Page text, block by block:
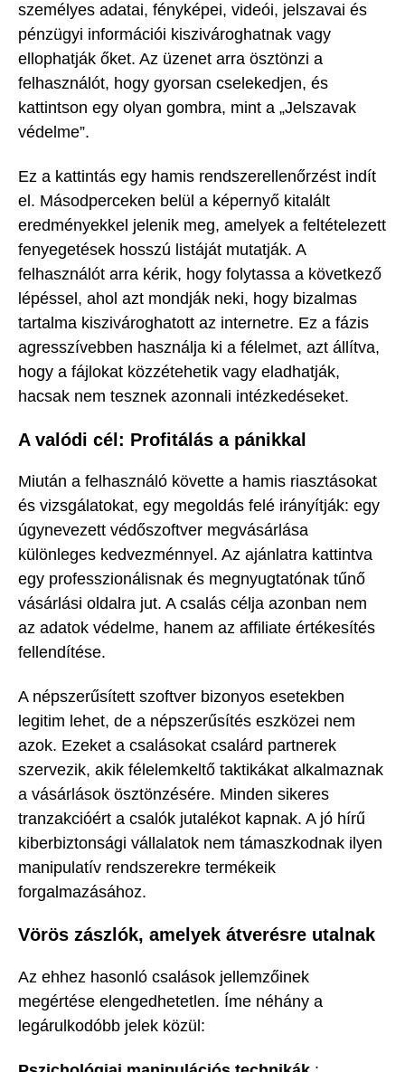
személyes adatai, fényképei, videói, jelszavai és
pénzügyi információi kiszivároghatnak vagy
ellophatják őket. Az üzenet arra ösztönzi a
felhasználót, hogy gyorsan cselekedjen, és
kattintson egy olyan gombra, mint a „Jelszavak
védelme”.
Ez a kattintás egy hamis rendszerellenőrzést indít
el. Másodperceken belül a képernyő kitalált
eredményekkel jelenik meg, amelyek a feltételezett
fenyegetések hosszú listáját mutatják. A
felhasználót arra kérik, hogy folytassa a következő
lépéssel, ahol azt mondják neki, hogy bizalmas
tartalma kiszivároghatott az internetre. Ez a fázis
agresszívebben használja ki a félelmet, azt állítva,
hogy a fájlokat közzétehetik vagy eladhatják,
hacsak nem tesznek azonnali intézkedéseket.
A valódi cél: Profitálás a pánikkal
Miután a felhasználó követte a hamis riasztásokat
és vizsgálatokat, egy megoldás felé irányítják: egy
úgynevezett védőszoftver megvásárlása
különleges kedvezménnyel. Az ajánlatra kattintva
egy professzionálisnak és megnyugtatónak tűnő
vásárlási oldalra jut. A csalás célja azonban nem
az adatok védelme, hanem az affiliate értékesítés
fellendítése.
A népszerűsített szoftver bizonyos esetekben
legitim lehet, de a népszerűsítés eszközei nem
azok. Ezeket a csalásokat csalárd partnerek
szervezik, akik félelemkeltő taktikákat alkalmaznak
a vásárlások ösztönzésére. Minden sikeres
tranzakcióért a csalók jutalékot kapnak. A jó hírű
kiberbiztonsági vállalatok nem támaszkodnak ilyen
manipulatív rendszerekre termékeik
forgalmazásához.
Vörös zászlók, amelyek átverésre utalnak
Az ehhez hasonló csalások jellemzőinek
megértése elengedhetetlen. Íme néhány a
legárulkodóbb jelek közül: